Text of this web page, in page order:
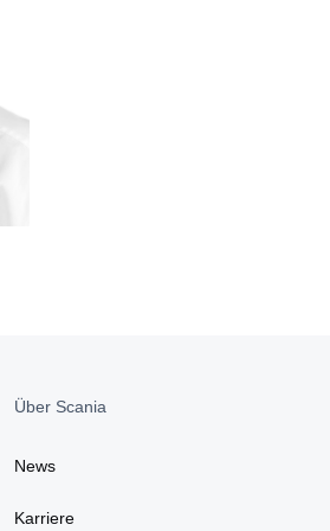
Über Scania
News
Karriere